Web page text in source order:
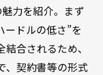
力を紹介。まず
ードルの低さ”を
合されるため、
、契約書等の形式